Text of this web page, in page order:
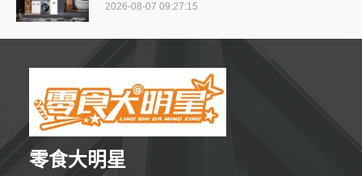
2026-08-07 09:27:15
零食大明星